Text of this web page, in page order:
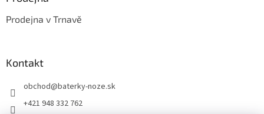
Prodejna v Trnavě
Kontakt
obchod@baterky-noze.sk
+421 948 332 762